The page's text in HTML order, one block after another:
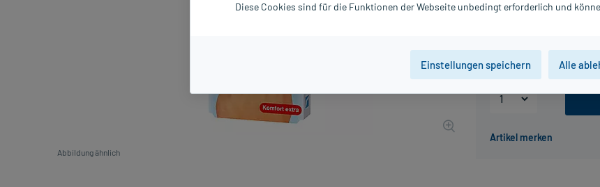
Abbildung ähnlich
2 St , L 2 St , M
Diese Cookies sind für die Funktionen der Webseite unbedingt erforderlich und
Einstellungen speichern Alle